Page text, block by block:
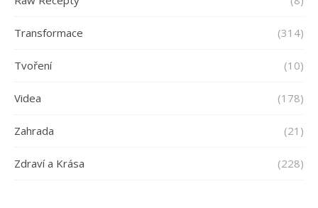
Transformace (314)
Tvoření (10)
Videa (178)
Zahrada (21)
Zdraví a Krása (228)